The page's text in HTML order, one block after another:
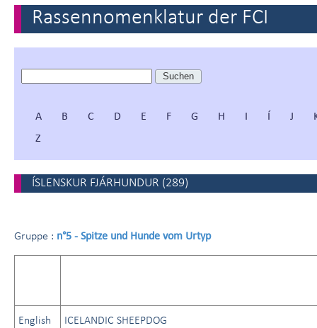
Rassennomenklatur der FCI
A B C D E F G H I Í J
Z
ÍSLENSKUR FJÁRHUNDUR (289)
Gruppe : n°5 - Spitze und Hunde vom Urtyp
English ICELANDIC SHEEPDOG